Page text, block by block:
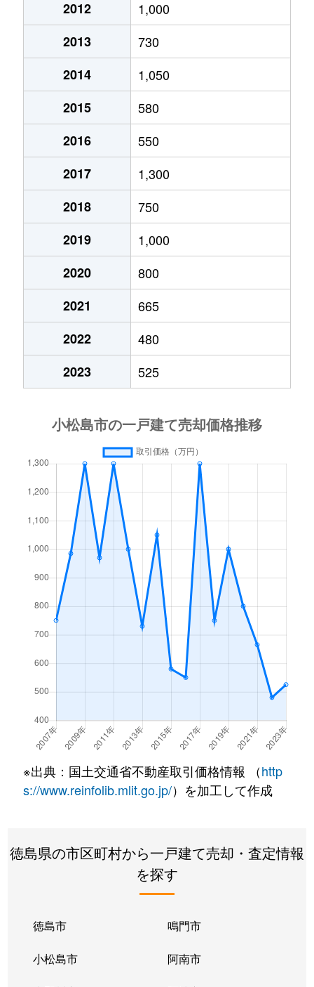
2012
1,000
2013
730
2014
1,050
2015
580
2016
550
2017
1,300
2018
750
2019
1,000
2020
800
2021
665
2022
480
2023
525
※出典：国土交通省不動産取引価格情報 （http
s://www.reinfolib.mlit.go.jp/）を加工して作成
徳島県の市区町村から一戸建て売却・査定情報
を探す
徳島市 鳴門市
小松島市 阿南市